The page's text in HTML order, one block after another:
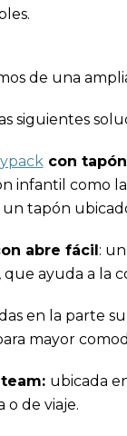
de una
siguientes
con
infantil como
tapón
abre fácil:
que ayuda a la
en la parte
mayor
ubicada
o de viaje.